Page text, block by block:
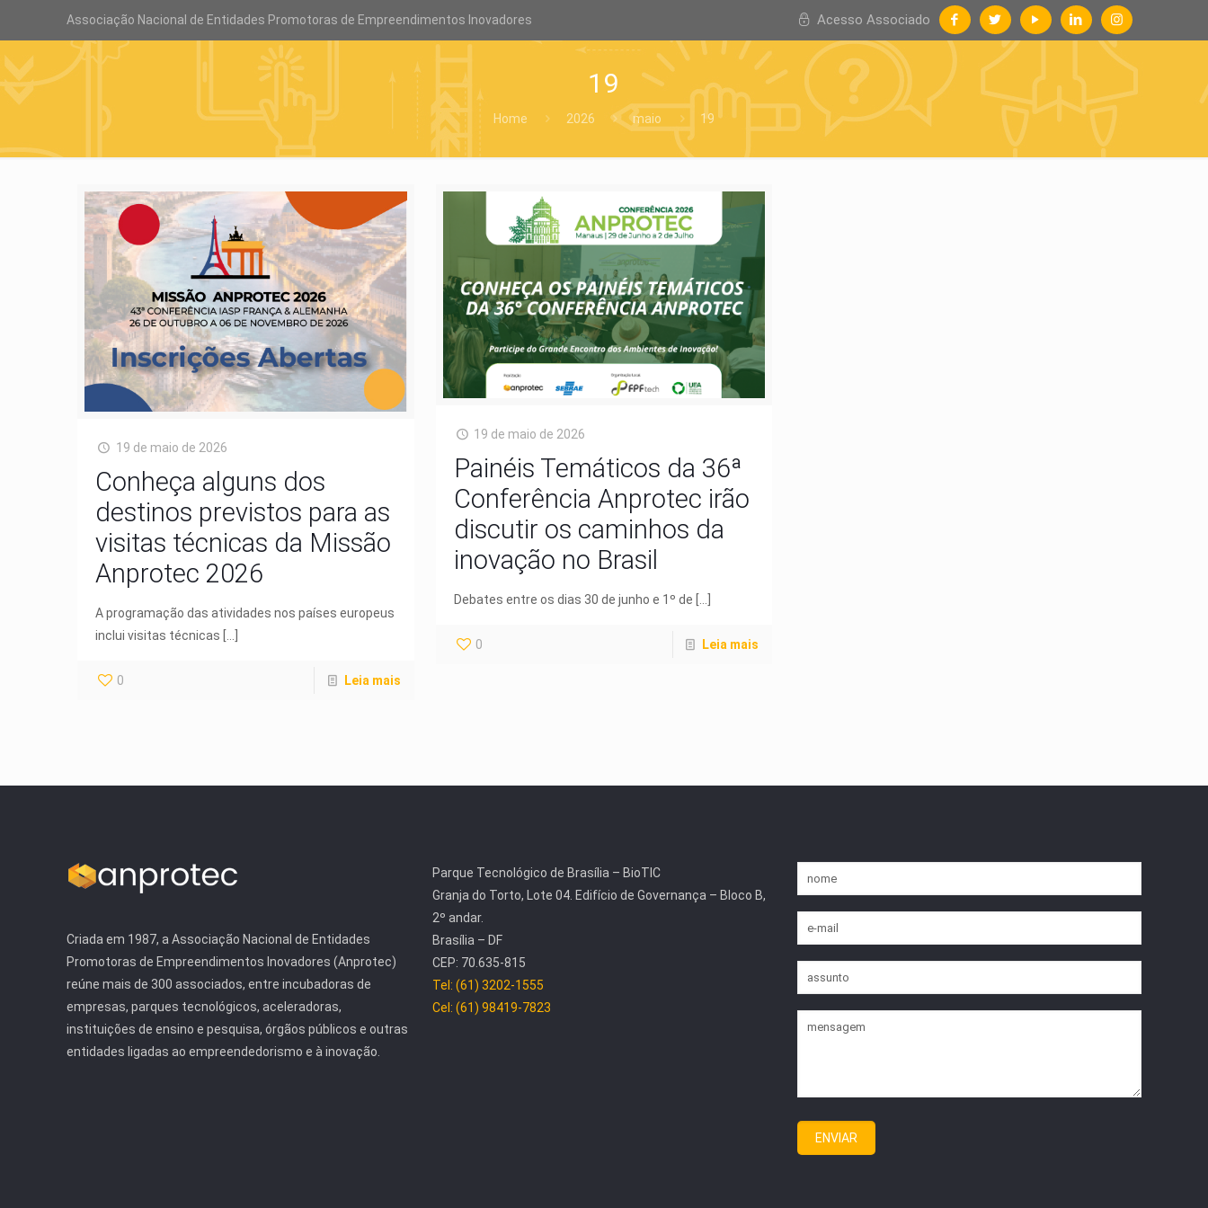
Associação Nacional de Entidades Promotoras de Empreendimentos Inovadores Acesso Associado
19
Home 2026 maio 19
19 de maio de 2026
Conheça alguns dos
destinos previstos para as
visitas técnicas da Missão
Anprotec 2026
A programação das atividades nos países europeus
inclui visitas técnicas
0 Leia mais
19 de maio de 2026
Painéis Temáticos da 36ª
Conferência Anprotec irão
discutir os caminhos da
inovação no Brasil
Debates entre os dias 30 de junho e 1º de
0 Leia mais
Criada em 1987, a Associação Nacional de Entidades
Promotoras de Empreendimentos Inovadores (Anprotec)
reúne mais de 300 associados, entre incubadoras de
empresas, parques tecnológicos, aceleradoras,
instituições de ensino e pesquisa, órgãos públicos e outras
entidades ligadas ao empreendedorismo e à inovação.
Parque Tecnológico de Brasília – BioTIC
Granja do Torto, Lote 04. Edifício de Governança – Bloco B,
2º andar.
Brasília – DF
CEP: 70.635-815
Tel: (61) 3202-1555
Cel: (61) 98419-7823